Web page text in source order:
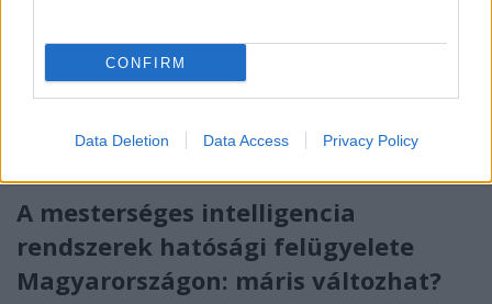
CONFIRM
Data Deletion Data Access Privacy Policy
poklaszlo•2026. május 15.
Az új kormány egyik szimbolikus ígérete az
"ügynökakták" nyilvánosságra hozatala, amelynek
teljesítésére rövid határidőt tűztek maguk elé, ...
A mesterséges intelligencia
rendszerek hatósági felügyelete
Magyarországon: máris változhat?